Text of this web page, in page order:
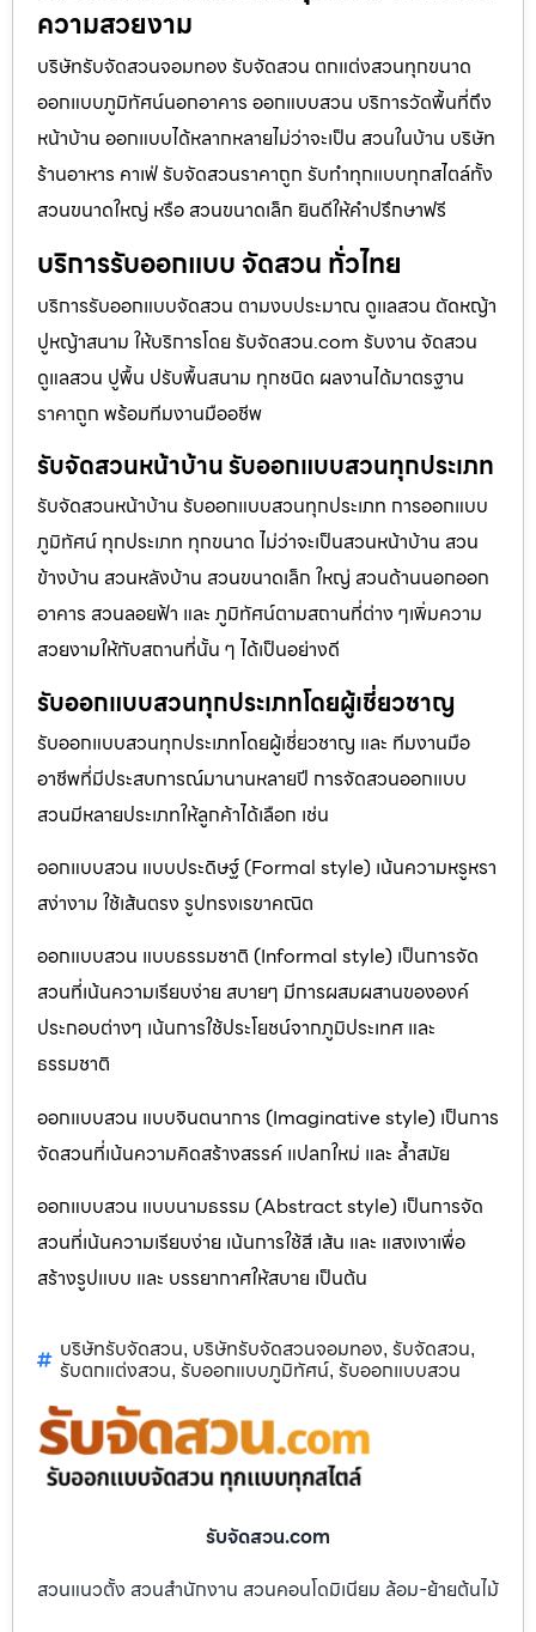
ความสวยงาม
บริษัทรับจัดสวนจอมทอง รับจัดสวน ตกแต่งสวนทุกขนาด
ออกแบบภูมิทัศน์นอกอาคาร ออกแบบสวน บริการวัดพื้นที่ถึง
หน้าบ้าน ออกแบบได้หลากหลายไม่ว่าจะเป็น สวนในบ้าน บริษัท
ร้านอาหาร คาเฟ่ รับจัดสวนราคาถูก รับทำทุกแบบทุกสไตล์ทั้ง
สวนขนาดใหญ่ หรือ สวนขนาดเล็ก ยินดีให้คำปรึกษาฟรี
บริการรับออกแบบ จัดสวน ทั่วไทย
บริการรับออกแบบจัดสวน ตามงบประมาณ ดูเเลสวน ตัดหญ้า
ปูหญ้าสนาม ให้บริการโดย รับจัดสวน.com รับงาน จัดสวน
ดูแลสวน ปูพื้น ปรับพื้นสนาม ทุกชนิด ผลงานได้มาตรฐาน
ราคาถูก พร้อมทีมงานมืออชีพ
รับจัดสวนหน้าบ้าน รับออกแบบสวนทุกประเภท
รับจัดสวนหน้าบ้าน รับออกแบบสวนทุกประเภท การออกแบบ
ภูมิทัศน์ ทุกประเภท ทุกขนาด ไม่ว่าจะเป็นสวนหน้าบ้าน สวน
ข้างบ้าน สวนหลังบ้าน สวนขนาดเล็ก ใหญ่ สวนด้านนอกออก
อาคาร สวนลอยฟ้า และ ภูมิทัศน์ตามสถานที่ต่าง ๆเพิ่มความ
สวยงามให้กับสถานที่นั้น ๆ ได้เป็นอย่างดี
รับออกแบบสวนทุกประเภทโดยผู้เชี่ยวชาญ
รับออกแบบสวนทุกประเภทโดยผู้เชี่ยวชาญ และ ทีมงานมือ
อาชีพที่มีประสบการณ์มานานหลายปี การจัดสวนออกแบบ
สวนมีหลายประเภทให้ลูกค้าได้เลือก เช่น
ออกแบบสวน แบบประดิษฐ์ (Formal style) เน้นความหรูหรา
สง่างาม ใช้เส้นตรง รูปทรงเรขาคณิต
ออกแบบสวน แบบธรรมชาติ (Informal style) เป็นการจัด
สวนที่เน้นความเรียบง่าย สบายๆ มีการผสมผสานขององค์
ประกอบต่างๆ เน้นการใช้ประโยชน์จากภูมิประเทศ และ
ธรรมชาติ
ออกแบบสวน แบบจินตนาการ (Imaginative style) เป็นการ
จัดสวนที่เน้นความคิดสร้างสรรค์ แปลกใหม่ และ ล้ำสมัย
ออกแบบสวน แบบนามธรรม (Abstract style) เป็นการจัด
สวนที่เน้นความเรียบง่าย เน้นการใช้สี เส้น และ แสงเงาเพื่อ
สร้างรูปแบบ และ บรรยากาศให้สบาย เป็นต้น
บริษัทรับจัดสวน, บริษัทรับจัดสวนจอมทอง, รับจัดสวน,
รับตกแต่งสวน, รับออกแบบภูมิทัศน์, รับออกแบบสวน
รับจัดสวน.com
สวนแนวตั้ง สวนสำนักงาน สวนคอนโดมิเนียม ล้อม-ย้ายต้นไม้